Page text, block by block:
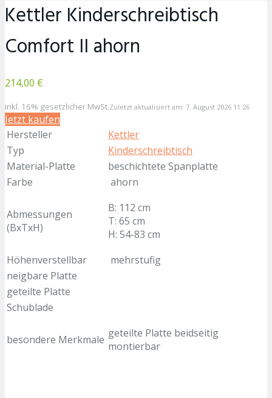
Kettler Kinderschreibtisch
Comfort II ahorn
214,00 €
inkl. 16% gesetzlicher MwSt.Zuletzt aktualisiert am: 7. August 2026 11:26
Jetzt kaufen
Hersteller
Kettler
Typ
Kinderschreibtisch
Material-Platte
beschichtete Spanplatte
Farbe
ahorn
Abmessungen
(BxTxH)
B: 112 cm
T: 65 cm
H: 54-83 cm
Höhenverstellbar
mehrstufig
neigbare Platte
geteilte Platte
Schublade
besondere Merkmale geteilte Platte beidseitig
montierbar